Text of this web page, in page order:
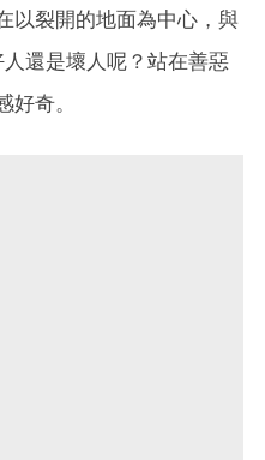
以裂開的地面為中心，與
還是壞人呢？站在善惡
奇。